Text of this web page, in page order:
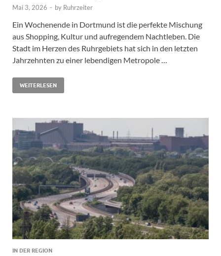
Mai 3, 2026 - by Ruhrzeiter
Ein Wochenende in Dortmund ist die perfekte Mischung
aus Shopping, Kultur und aufregendem Nachtleben. Die
Stadt im Herzen des Ruhrgebiets hat sich in den letzten
Jahrzehnten zu einer lebendigen Metropole …
WEITERLESEN
IN DER REGION